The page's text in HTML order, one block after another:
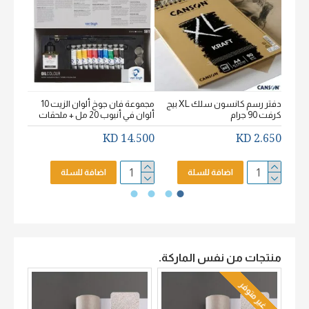
دفتر رسم كانسون سلك XL بيج
كرفت 90 جرام
2.650 KD
اضافة للسلة
مجموعة فان جوخ ألوان الزيت 10
ألوان في أنبوب 20 مل + ملحقات
14.500 KD
اضافة للسلة
منتجات من نفس الماركة.
غير متوفر